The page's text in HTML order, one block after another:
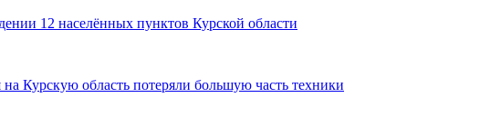
12 населённых пунктов Курской области
Курскую область потеряли большую часть техники